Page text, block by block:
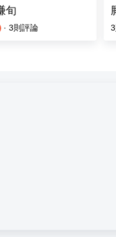
旬
· 3則評論 3